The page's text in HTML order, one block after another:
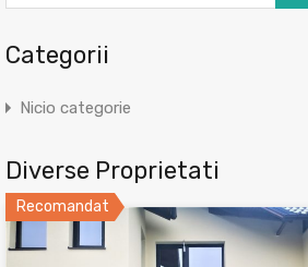
Categorii
Nicio categorie
Diverse Proprietati
Recomandat